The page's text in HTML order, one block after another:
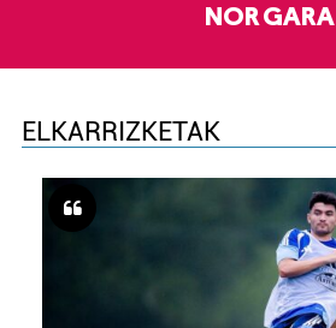
NOR GARA
ELKARRIZKETAK